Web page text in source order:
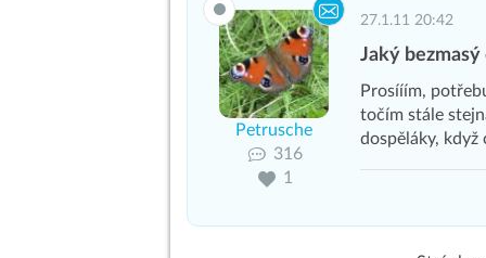
Petrusche
316
1
27.1.11 20:42
Jaký
Prosííím,
točím stále
dospěláky, když